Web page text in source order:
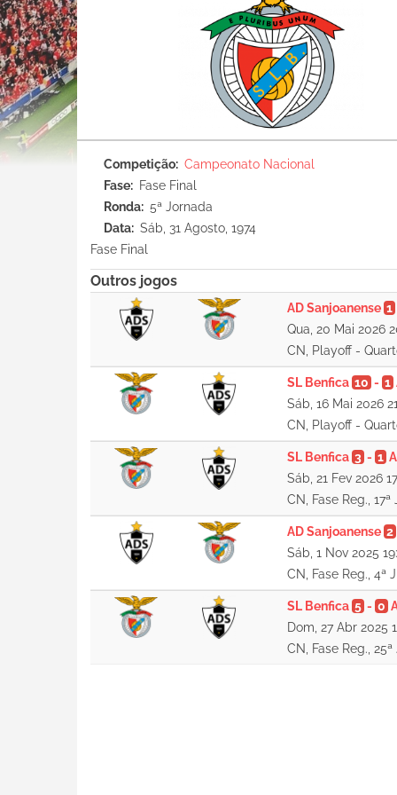
Competição
Campeonato Nacional
Fase
Fase Final
Ronda
5ª Jornada
Data
Sáb, 31 Agosto, 1974
Fase Final
Outros jogos
AD Sanjoanense 1
Qua, 20 Mai 2026
CN, Playoff -
SL Benfica 10 - 1
Sáb, 16 Mai 2026
CN, Playoff -
SL Benfica 3- 1
Sáb, 21 Fev 2026
CN, Fase Reg., 17ª
AD Sanjoanense 2
Sáb, 1 Nov 2025
CN, Fase Reg., 4ª
SL Benfica 5- 0
Dom, 27 Abr 2025
CN, Fase Reg., 25ª